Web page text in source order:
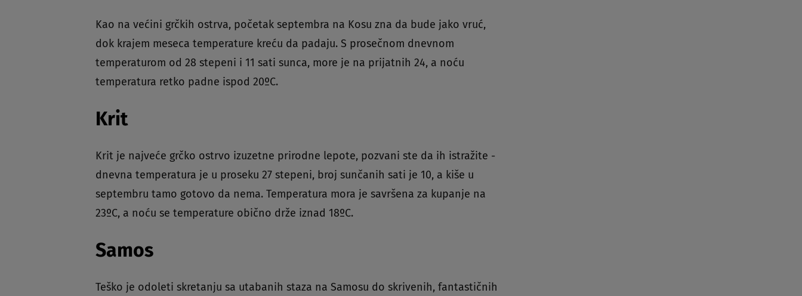
Kao na većini grčkih ostrva, početak septembra na Kosu zna da bude jako vruć,
dok krajem meseca temperature kreću da padaju. S prosečnom dnevnom
temperaturom od 28 stepeni i 11 sati sunca, more je na prijatnih 24, a noću
temperatura retko padne ispod 20ºC.
Krit
Krit je najveće grčko ostrvo izuzetne prirodne lepote, pozvani ste da ih istražite -
dnevna temperatura je u proseku 27 stepeni, broj sunčanih sati je 10, a kiše u
septembru tamo gotovo da nema. Temperatura mora je savršena za kupanje na
23ºC, a noću se temperature obično drže iznad 18ºC.
Samos
Teško je odoleti skretanju ​​sa utabanih staza na Samosu do skrivenih, fantastičnih